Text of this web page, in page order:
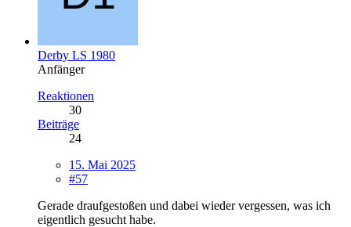
Derby LS 1980
Anfänger
Reaktionen
30
Beiträge
24
15. Mai 2025
#57
Gerade draufgestoßen und dabei wieder vergessen, was ich
eigentlich gesucht habe.